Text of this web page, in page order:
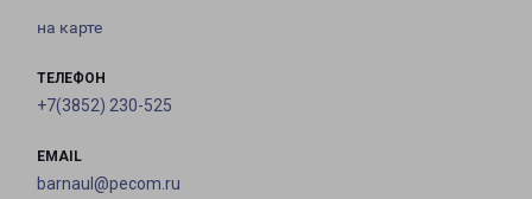
на карте
ТЕЛЕФОН
+7(3852) 230-525
EMAIL
barnaul@pecom.ru